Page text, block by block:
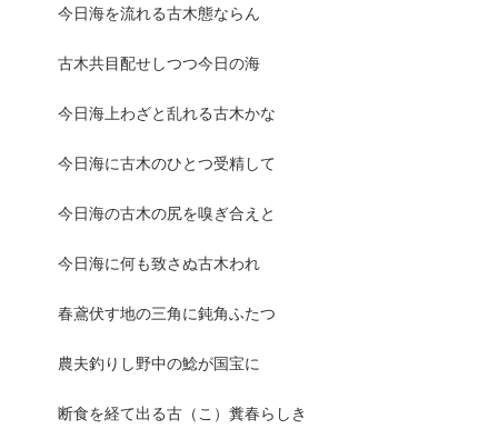
今日海を流れる古木態ならん
古木共目配せしつつ今日の海
今日海上わざと乱れる古木かな
今日海に古木のひとつ受精して
今日海の古木の尻を嗅ぎ合えと
今日海に何も致さぬ古木われ
春鳶伏す地の三角に鈍角ふたつ
農夫釣りし野中の鯰が国宝に
断食を経て出る古（こ）糞春らしき